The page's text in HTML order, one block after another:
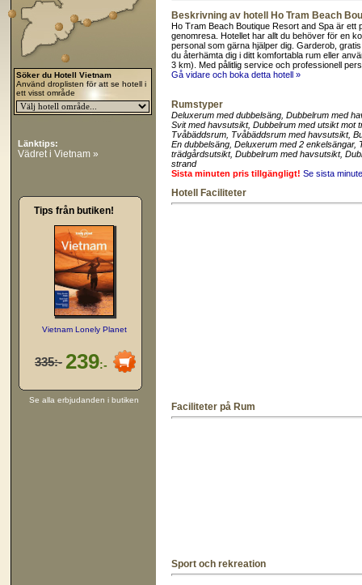
Beskrivning av hotell Ho Tram Beach
Ho Tram Beach Boutique Resort and Spa är
genomresa. Hotellet har allt du behöver för en
personal som gärna hjälper dig. Garderob,
du återhämta dig i ditt komfortabla rum eller
3 km). Med pålitlig service och professionell
Gå vidare och boka detta hotell »
Rumstyper
Deluxerum med dubbelsäng , Dubbelrum med
Svit med havsutsikt, Dubbelrum med utsikt mot
Tvåbäddsrum , Tvåbäddsrum med havsutsikt,
En dubbelsäng , Deluxerum med 2 enkelsängar,
trädgårdsutsikt, Dubbelrum med havsutsikt,
strand
Sista minuten pris tillgängligt! Se sista
Hotell Faciliteter
Faciliteter på Rum
Sport och rekreation
Söker du Hotell Vietnam
Använd droplisten för att se hotell i
ett visst område
Länktips:
Vädret i Vietnam »
Tips från butiken!
Vietnam Lonely Planet
335:- 239:-
Se alla erbjudanden i butiken